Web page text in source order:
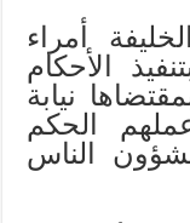
أمراء
الأحكام
نيابة
الحكم
لشؤون الناس